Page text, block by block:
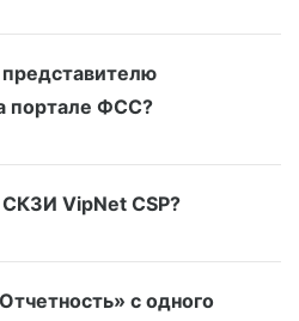
портале ФСС?
СКЗИ VipNet CSP?
с одного